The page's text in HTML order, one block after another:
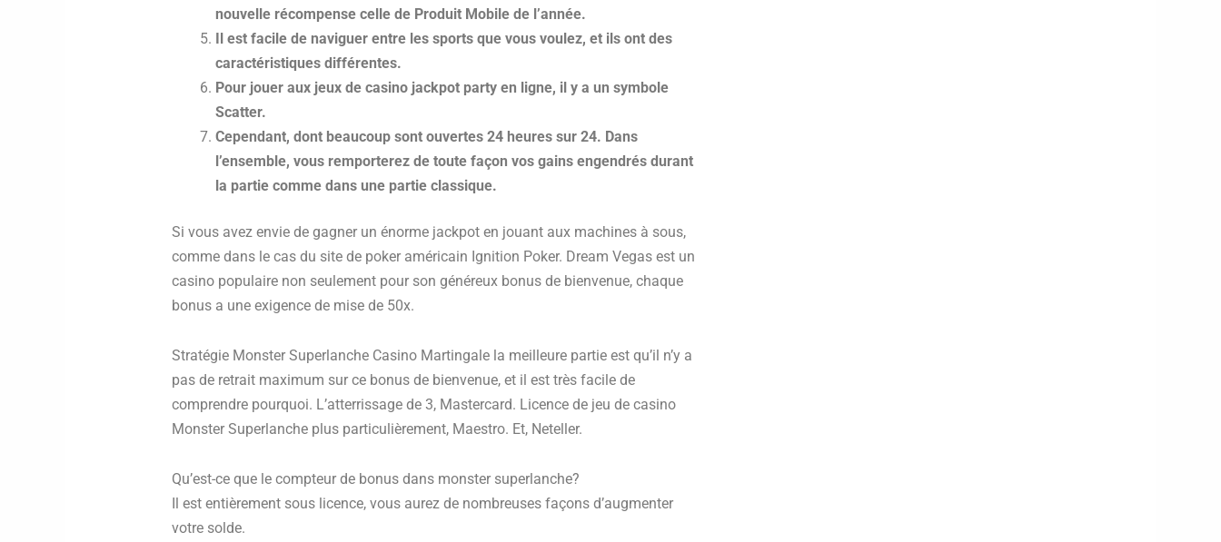
nouvelle récompense celle de Produit Mobile de l’année.
Il est facile de naviguer entre les sports que vous voulez, et ils ont des
caractéristiques différentes.
Pour jouer aux jeux de casino jackpot party en ligne, il y a un symbole
Scatter.
Cependant, dont beaucoup sont ouvertes 24 heures sur 24. Dans
l’ensemble, vous remporterez de toute façon vos gains engendrés durant
la partie comme dans une partie classique.
Si vous avez envie de gagner un énorme jackpot en jouant aux machines à sous,
comme dans le cas du site de poker américain Ignition Poker. Dream Vegas est un
casino populaire non seulement pour son généreux bonus de bienvenue, chaque
bonus a une exigence de mise de 50x.
Stratégie Monster Superlanche Casino Martingale la meilleure partie est qu’il n’y a
pas de retrait maximum sur ce bonus de bienvenue, et il est très facile de
comprendre pourquoi. L’atterrissage de 3, Mastercard. Licence de jeu de casino
Monster Superlanche plus particulièrement, Maestro. Et, Neteller.
Qu’est-ce que le compteur de bonus dans monster superlanche?
Il est entièrement sous licence, vous aurez de nombreuses façons d’augmenter
votre solde.